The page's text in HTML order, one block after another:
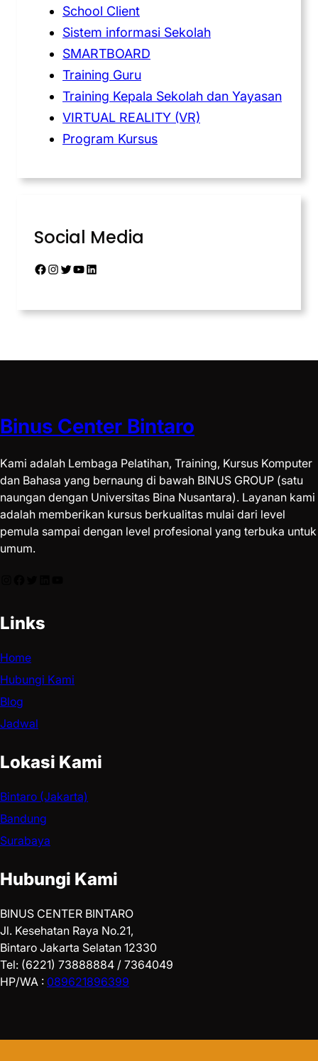
School Client
Sistem informasi Sekolah
SMARTBOARD
Training Guru
Training Kepala Sekolah dan Yayasan
VIRTUAL REALITY (VR)
Program Kursus
Social Media
Binus Center Bintaro
Kami adalah Lembaga Pelatihan, Training, Kursus Komputer
dan Bahasa yang bernaung di bawah BINUS GROUP (satu
naungan dengan Universitas Bina Nusantara). Layanan kami
adalah memberikan kursus berkualitas mulai dari level
pemula sampai dengan level profesional yang terbuka untuk
umum.
Links
Home
Hubungi Kami
Blog
Jadwal
Lokasi Kami
Bintaro (Jakarta)
Bandung
Surabaya
Hubungi Kami
BINUS CENTER BINTARO
Jl. Kesehatan Raya No.21,
Bintaro Jakarta Selatan 12330
Tel: (6221) 73888884 / 7364049
HP/WA : 089621896399